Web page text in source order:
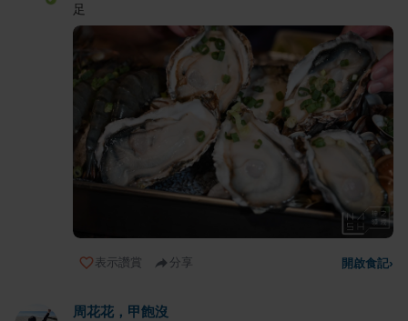
足
表示讚賞 分享 開啟食記›
周花花，甲飽沒